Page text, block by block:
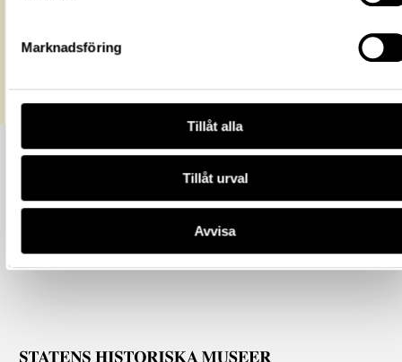
Marknadsföring
Tillåt alla
Tillåt urval
Avvisa
Mer information om licenser hos Statens historiska museer.